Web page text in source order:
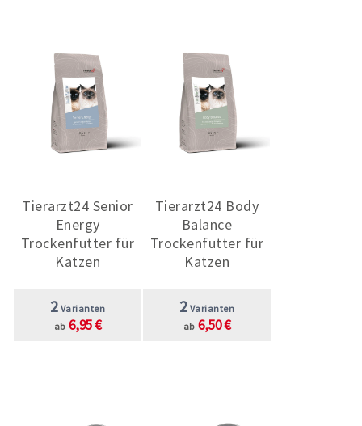
Tierarzt24 Senior
Energy
Trockenfutter für
Katzen
2 Varianten
ab 6,95 €
Tierarzt24 Body
Balance
Trockenfutter für
Katzen
2 Varianten
ab 6,50 €